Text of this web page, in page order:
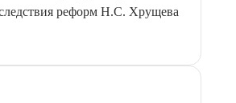
реформ Н.С. Хрущева